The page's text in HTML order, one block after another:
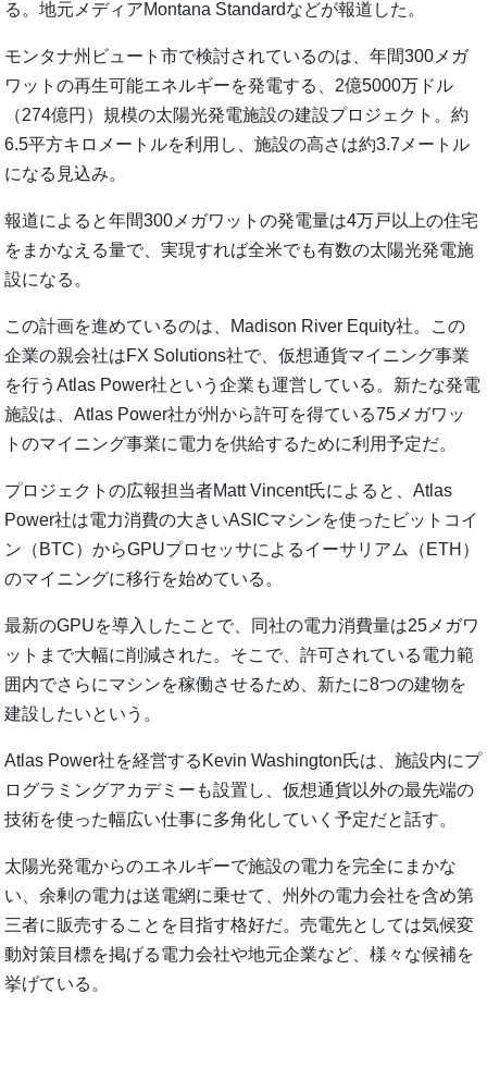
る。地元メディアMontana Standardなどが報道した。
モンタナ州ビュート市で検討されているのは、年間300メガ
ワットの再生可能エネルギーを発電する、2億5000万ドル
（274億円）規模の太陽光発電施設の建設プロジェクト。約
6.5平方キロメートルを利用し、施設の高さは約3.7メートル
になる見込み。
報道によると年間300メガワットの発電量は4万戸以上の住宅
をまかなえる量で、実現すれば全米でも有数の太陽光発電施
設になる。
この計画を進めているのは、Madison River Equity社。この
企業の親会社はFX Solutions社で、仮想通貨マイニング事業
を行うAtlas Power社という企業も運営している。新たな発電
施設は、Atlas Power社が州から許可を得ている75メガワッ
トのマイニング事業に電力を供給するために利用予定だ。
プロジェクトの広報担当者Matt Vincent氏によると、Atlas
Power社は電力消費の大きいASICマシンを使ったビットコイ
ン（BTC）からGPUプロセッサによるイーサリアム（ETH）
のマイニングに移行を始めている。
最新のGPUを導入したことで、同社の電力消費量は25メガワ
ットまで大幅に削減された。そこで、許可されている電力範
囲内でさらにマシンを稼働させるため、新たに8つの建物を
建設したいという。
Atlas Power社を経営するKevin Washington氏は、施設内にプ
ログラミングアカデミーも設置し、仮想通貨以外の最先端の
技術を使った幅広い仕事に多角化していく予定だと話す。
太陽光発電からのエネルギーで施設の電力を完全にまかな
い、余剰の電力は送電網に乗せて、州外の電力会社を含め第
三者に販売することを目指す格好だ。売電先としては気候変
動対策目標を掲げる電力会社や地元企業など、様々な候補を
挙げている。